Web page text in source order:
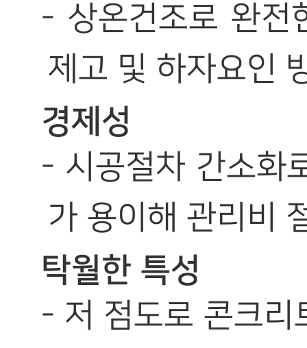
- 상온건조로 완전
제고 및 하자요인
경제성
- 시공절차 간소화
가 용이해 관리비
탁월한 특성
- 저 점도로 콘크리